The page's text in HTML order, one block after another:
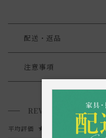
配送・返品
送料について
送料について
小型商品は、11,000円(税込)
注意事項
・本品は耐熱ガラスです。
・直火可（ただし、火力が
る恐れがありますので、ご
・IH使用不可
REVIEWS
5.00
1